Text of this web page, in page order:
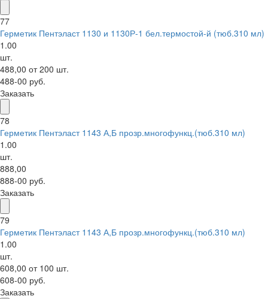
77
Герметик Пентэласт 1130 и 1130Р-1 бел.термостой-й (тюб.310 мл)
1.00
шт.
488,00 от 200 шт.
488-00 руб.
Заказать
78
Герметик Пентэласт 1143 А,Б прозр.многофункц.(тюб.310 мл)
1.00
шт.
888,00
888-00 руб.
Заказать
79
Герметик Пентэласт 1143 А,Б прозр.многофункц.(тюб.310 мл)
1.00
шт.
608,00 от 100 шт.
608-00 руб.
Заказать